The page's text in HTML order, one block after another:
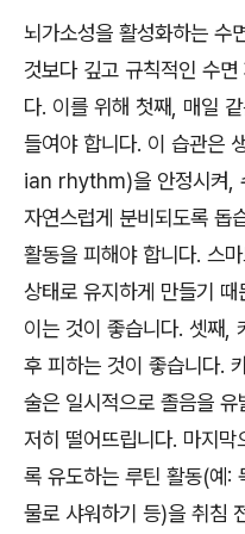
뇌가소성을 활성화하는 수
것보다 깊고 규칙적인 수
다. 이를 위해 첫째, 매일
들여야 합니다. 이 습관은
ian rhythm)을 안정시켜,
자연스럽게 분비되도록 돕
활동을 피해야 합니다. 스
상태로 유지하게 만들기
이는 것이 좋습니다. 셋째,
후 피하는 것이 좋습니다.
술은 일시적으로 졸음을
저히 떨어뜨립니다. 마지
록 유도하는 루틴 활동(예:
물로 샤워하기 등)을 취침